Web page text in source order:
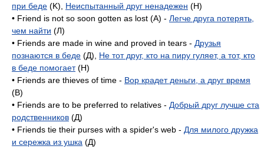
при беде (K), Неиспытанный друг ненадежен (H)
• Friend is not so soon gotten as lost (А) - Легче друга потерять,
чем найти (Л)
• Friends are made in wine and proved in tears - Друзья
познаются в беде (Д), Не тот друг, кто на пиру гуляет, а тот, кто
в беде помогает(H)
• Friends are thieves of time - Вор крадет деньги, а друг время
(B)
• Friends are to be preferred to relatives - Добрый друг лучше ста
родственников (Д)
• Friends tie their purses with a spider's web - Для милого дружка
и сережка из ушка (Д)